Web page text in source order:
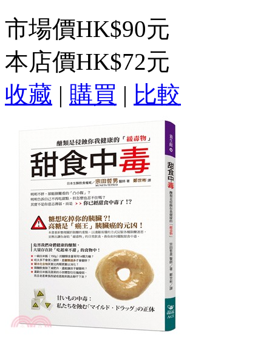
市場價HK$90元
本店價HK$72元
收藏 | 購買 | 比較